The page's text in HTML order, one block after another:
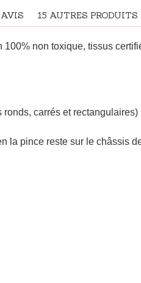
AVIS 15 AUTRES
100% non toxique, tissus
ronds, carrés et rectangulaires)
la pince reste sur le châssis